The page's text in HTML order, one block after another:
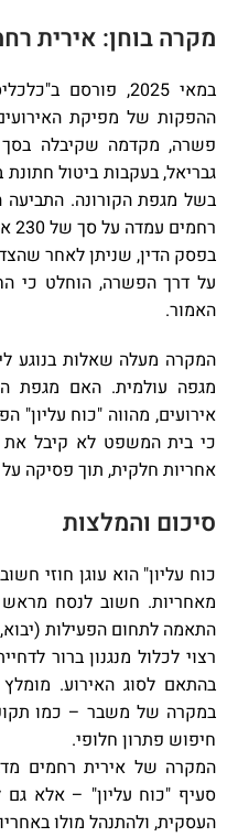
מקרה בוחן: אירית
במאי 2025,
ההפקות של מפיקת
בשל מגפת הקורונה.
רחמים עמדה על סך של 230 אלף שקל, בטענה להפרת חוזה.
בפסק הדין, שניתן לאחר
על דרך הפשרה, הוחלט כי
האמור.
המקרה מעלה שאלות בנוגע
מגפה עולמית. האם מגפת
אירועים, מהווה "כוח עליון"
כי בית המשפט לא קיבל את
אחריות חלקית, תוך פסיקה
סיכום והמלצות
כוח עליון" הוא עוגן חוזי
מאחריות. חשוב לנסח מראש
התאמה לתחום הפעילות
רצוי לכלול מנגנון ברור
בהתאם לסוג האירוע.
במקרה של משבר – כמו
חיפוש פתרון חלופי.
המקרה של אירית רחמים
סעיף "כוח עליון" – אלא גם
העסקית, ולהתנהל מולו